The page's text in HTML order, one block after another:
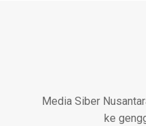
Media Siber
ke